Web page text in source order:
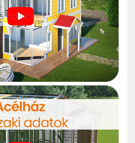
bizonyítja az előregyártott
és hatékonyságát.